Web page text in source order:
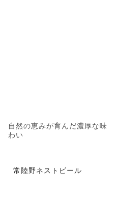
自然の恵みが育んだ濃厚な味
わい
常陸野ネストビール